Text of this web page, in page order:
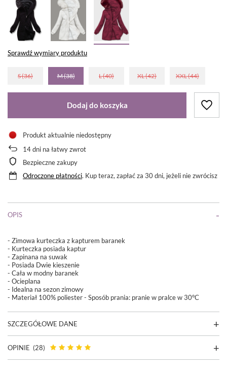
Sprawdź wymiary produktu
S (36) M (38) L (40) XL (42) XXL (44)
Dodaj do koszyka
Produkt aktualnie niedostępny
14dni na łatwy zwrot
Bezpieczne zakupy
Odroczone płatności. Kup teraz, zapłać za 30 dni, jeżeli nie zwrócisz
OPIS
- Zimowa kurteczka z kapturem baranek
- Kurteczka posiada kaptur
- Zapinana na suwak
- Posiada Dwie kieszenie
- Cała w modny baranek
- Ocieplana
- Idealna na sezon zimowy
- Materiał 100% poliester - Sposób prania: pranie w pralce w 30°C
SZCZEGÓŁOWE DANE
OPINIE (28)